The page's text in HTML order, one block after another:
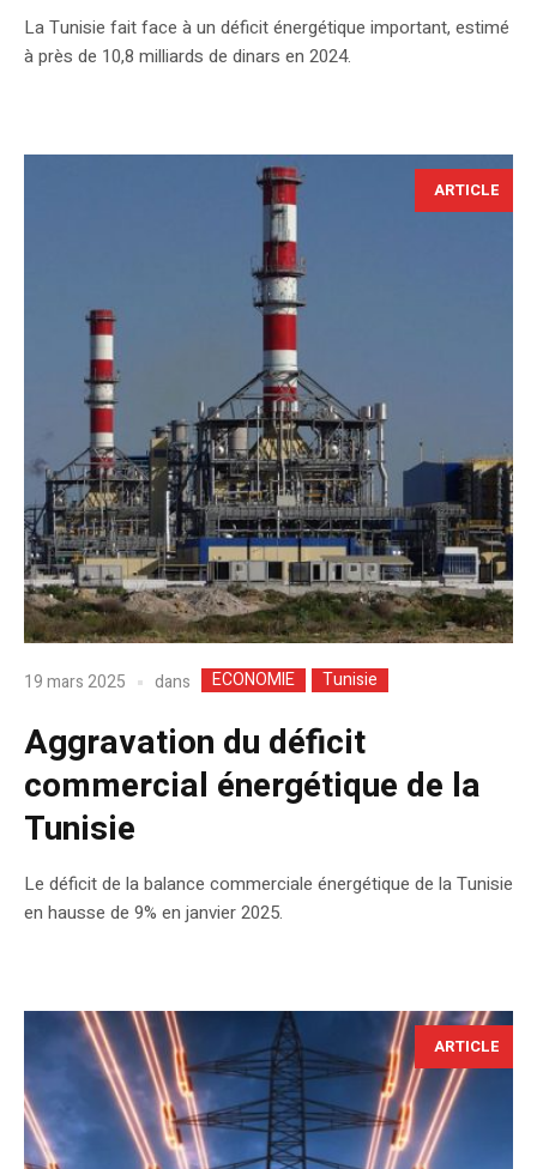
La Tunisie fait face à un déficit énergétique important, estimé
à près de 10,8 milliards de dinars en 2024.
ARTICLE
19 mars 2025 dans ECONOMIE Tunisie
Aggravation du déficit
commercial énergétique de la
Tunisie
Le déficit de la balance commerciale énergétique de la Tunisie
en hausse de 9% en janvier 2025.
ARTICLE